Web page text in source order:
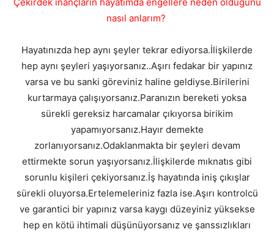
Çekirdek inançların hayatımda engellere neden olduğunu
nasıl anlarım?
Hayatınızda hep aynı şeyler tekrar ediyorsa.İlişkilerde
hep aynı şeyleri yaşıyorsanız..Aşırı fedakar bir yapınız
varsa ve bu sanki göreviniz haline geldiyse.Birilerini
kurtarmaya çalışıyorsanız.Paranızın bereketi yoksa
sürekli gereksiz harcamalar çıkıyorsa birikim
yapamıyorsanız.Hayır demekte
zorlanıyorsanız.Odaklanmakta bir şeyleri devam
ettirmekte sorun yaşıyorsanız.İlişkilerde mıknatıs gibi
sorunlu kişileri çekiyorsanız.İş hayatında iniş çıkışlar
sürekli oluyorsa.Ertelemeleriniz fazla ise.Aşırı kontrolcü
ve garantici bir yapınız varsa kaygı düzeyiniz yüksekse
hep en kötü ihtimali düşünüyorsanız ve şanssızlıkları